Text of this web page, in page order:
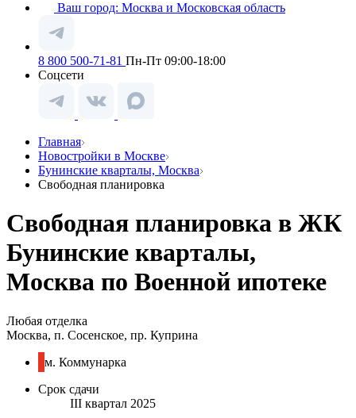
Ваш город: Москва и Московская область
8 800 500-71-81 Пн-Пт 09:00-18:00
Соцсети
Главная
Новостройки в Москве
Бунинские кварталы, Москва
Свободная планировка
Свободная планировка в ЖК
Бунинские кварталы,
Москва по Военной ипотеке
Любая отделка
Москва, п. Сосенское, пр. Куприна
м. Коммунарка
Срок сдачи
III квартал 2025